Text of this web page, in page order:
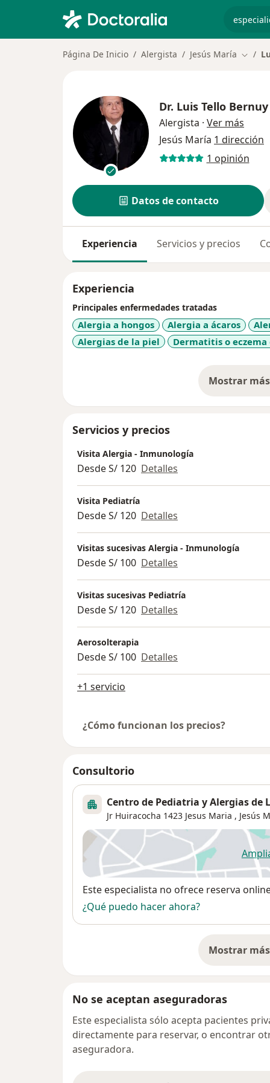
Página De Inicio Alergista Jesús María
Dr. Luis Tello Bernuy
Alergista · Ver más
Jesús María 1 dirección
1 opinión
Datos de contacto
Experiencia Servicios y precios
Experiencia
Principales enfermedades tratadas
Alergia a hongos Alergia a ácaros
Alergias de la piel
Dermatitis o
Mostrar
Servicios y precios
Visita Alergia - Inmunología
Desde S/ 120 Detalles
Visita Pediatría
Desde S/ 120 Detalles
Visitas sucesivas Alergia - Inmunología
Desde S/ 100 Detalles
Visitas sucesivas Pediatría
Desde S/ 120 Detalles
Aerosolterapia
Desde S/ 100 Detalles
+1 servicio
¿Cómo funcionan los precios?
Consultorio
Centro de Pediatria y Alergias de
Jr Huiracocha 1423 Jesus Maria , Jesús
Disponibilidad
Este especialista no ofrece reserva
¿Qué puedo hacer ahora?
Mostrar
No se aceptan aseguradoras
Este especialista sólo acepta pacientes
directamente para reservar, o encontrar
aseguradora.